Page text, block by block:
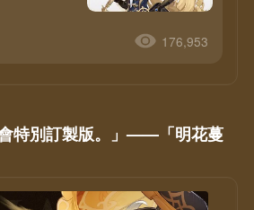
176,953
會特別訂製版。」——「明花蔓